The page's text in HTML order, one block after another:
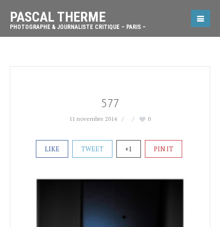
PASCAL THERME
PHOTOGRAPHE & JOURNALISTE CRITIQUE – PARIS –
577
11 novembre 2014 0
LIKE TWEET +1 PIN IT